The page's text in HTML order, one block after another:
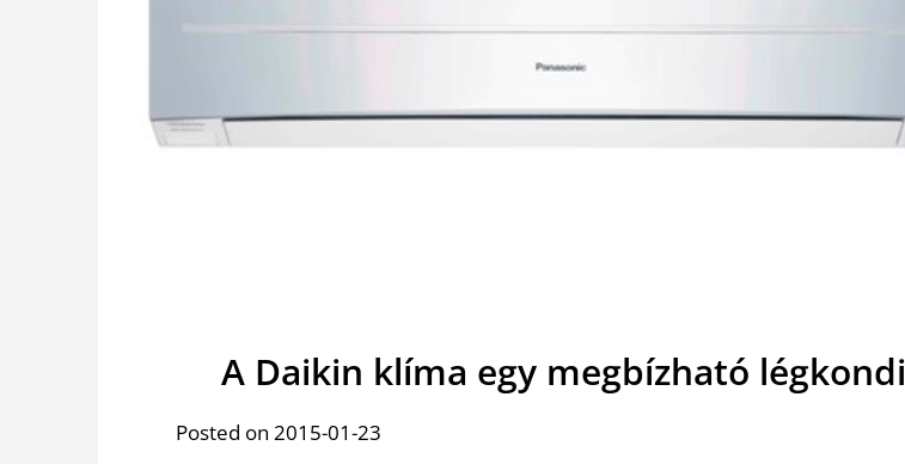
A Daikin klíma egy megbízható légkondi
Posted on 2015-01-23